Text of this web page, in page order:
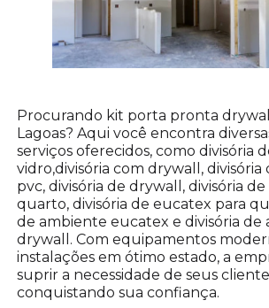
Procurando kit porta pronta
Lagoas? Aqui você encontra
serviços oferecidos, como divisória
vidro,divisória com drywall,
pvc, divisória de drywall, divisória
quarto, divisória de eucatex para
de ambiente eucatex e divisória de
drywall. Com equipamentos
instalações em ótimo estado, a
suprir a necessidade de seus
conquistando sua confiança.